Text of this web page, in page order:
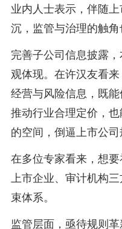
业内人士表示，伴随
沉，监管与治理的触角
完善子公司信息披露
观体现。在许汉友看来
经营与风险信息，既能
推动行业合理定价，
的空间，倒逼上市公司
在多位专家看来，想要
上市企业、审计机构
束体系。
监管层面，亟待规则